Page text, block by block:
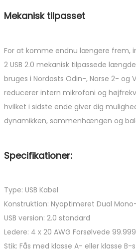
Mekanisk tilpasset
For at komme endnu længere frem,
2 USB 2.0 mekanisk tilpassede
bruges i Nordosts Odin-, Norse 2- og
reducerer intern mikrofoni og
hvilket i sidste ende giver dig
dynamikken, sammenhængen og
Specifikationer:
Type: USB Kabel
Konstruktion: Nyoptimeret Dual
USB version: 2.0 standard
Ledere: 4 x 20 AWG Forsølvede
Stik: Fås med klasse A- eller klasse